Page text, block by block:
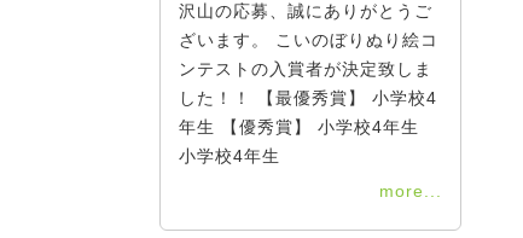
沢山の応募、誠にありがとうご
ざいます。 こいのぼりぬり絵コ
ンテストの入賞者が決定致しま
した！！ 【最優秀賞】 小学校4
年生 【優秀賞】 小学校4年生
小学校4年生
more...